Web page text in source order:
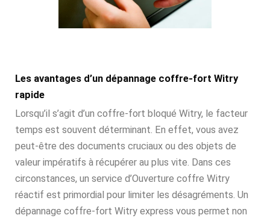
Les avantages d’un dépannage coffre-fort Witry
rapide
Lorsqu’il s’agit d’un coffre-fort bloqué Witry, le facteur
temps est souvent déterminant. En effet, vous avez
peut-être des documents cruciaux ou des objets de
valeur impératifs à récupérer au plus vite. Dans ces
circonstances, un service d’Ouverture coffre Witry
réactif est primordial pour limiter les désagréments. Un
dépannage coffre-fort Witry express vous permet non